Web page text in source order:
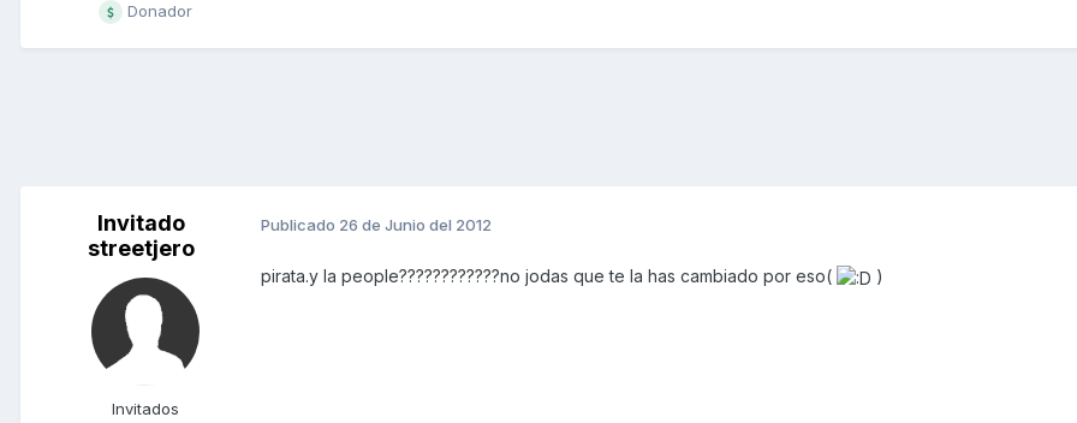
Donador
Invitado
streetjero
Invitados
Publicado 26 de Junio del 2012
pirata.y la people????????????no jodas que te la has cambiado por eso( )